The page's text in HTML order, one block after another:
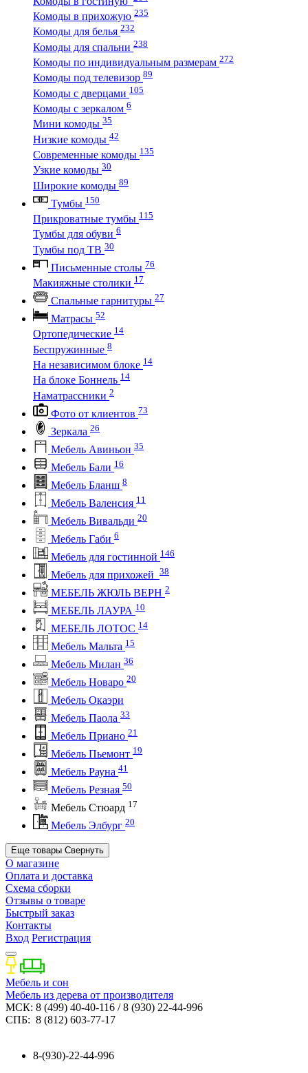
Комоды в прихожую 235
Комоды для белья 232
Комоды для спальни 238
Комоды по индивидуальным размерам 272
Комоды под телевизор 89
Комоды с дверцами 105
Комоды с зеркалом 6
Мини комоды 35
Низкие комоды 42
Современные комоды 135
Узкие комоды 30
Широкие комоды 89
Тумбы 150
Прикроватные тумбы 115
Тумбы для обуви 6
Тумбы под ТВ 30
Письменные столы 76
Макияжные столики 17
Спальные гарнитуры 27
Матрасы 52
Ортопедические 14
Беспружинные 8
На независимом блоке 14
На блоке Боннель 14
Наматрассники 2
Фото от клиентов 73
Зеркала 26
Мебель Авиньон 35
Мебель Бали 16
Мебель Бланш 8
Мебель Валенсия 11
Мебель Вивальди 20
Мебель Габи 6
Мебель для гостинной 146
Мебель для прихожей 38
МЕБЕЛЬ ЖЮЛЬ ВЕРН 2
МЕБЕЛЬ ЛАУРА 10
МЕБЕЛЬ ЛОТОС 14
Мебель Мальта 15
Мебель Милан 36
Мебель Новаро 20
Мебель Окаэри
Мебель Паола 33
Мебель Приано 21
Мебель Пьемонт 19
Мебель Рауна 41
Мебель Резная 50
Мебель Стюард 17
Мебель Элбург 20
Еще товары Свернуть
О магазине
Оплата и доставка
Схема сборки
Отзывы о товаре
Быстрый заказ
Контакты
Вход Регистрация
Мебель и сон
Мебель из дерева от производителя
МСК: 8 (499) 40-40-116 / 8 (930) 22-44-996
СПБ: 8 (812) 603-77-17
8-(930)-22-44-996